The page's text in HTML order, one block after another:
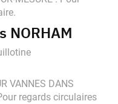
NORHAM
VANNES DANS
regards circulaires